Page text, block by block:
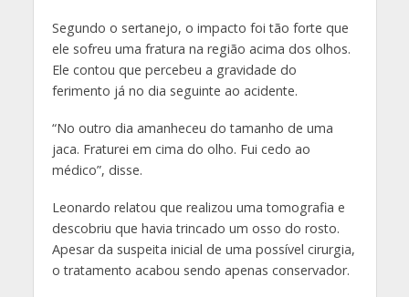
Segundo o sertanejo, o impacto foi tão forte que
ele sofreu uma fratura na região acima dos olhos.
Ele contou que percebeu a gravidade do
ferimento já no dia seguinte ao acidente.
“No outro dia amanheceu do tamanho de uma
jaca. Fraturei em cima do olho. Fui cedo ao
médico”, disse.
Leonardo relatou que realizou uma tomografia e
descobriu que havia trincado um osso do rosto.
Apesar da suspeita inicial de uma possível cirurgia,
o tratamento acabou sendo apenas conservador.